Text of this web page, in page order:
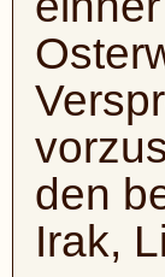
den
Irak,